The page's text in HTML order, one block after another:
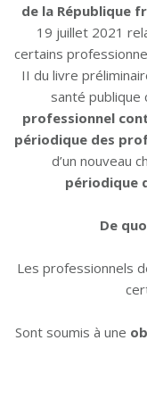
de la République
19 juillet 2021
certains
II du livre
santé publique
professionnel
périodique des
d’un nouveau
périodique
De
Les professionnels
Sont soumis à une